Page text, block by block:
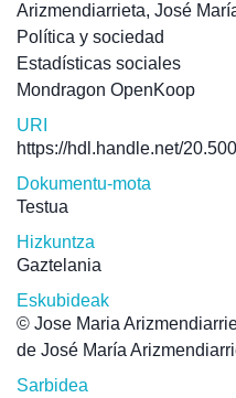
Arizmendiarrieta, José
Política y sociedad
Estadísticas sociales
Mondragon OpenKoop
URI
https://hdl.handle.net/
Dokumentu-mota
Testua
Hizkuntza
Gaztelania
Eskubideak
© Jose Maria
de José María
Sarbidea